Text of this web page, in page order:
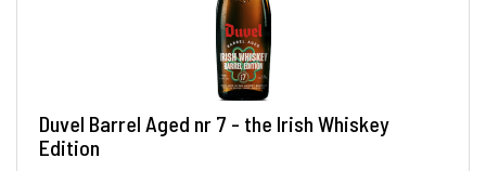
Duvel Barrel Aged nr 7 - the Irish Whiskey
Edition